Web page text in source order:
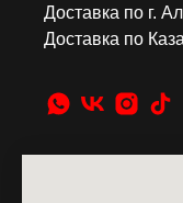
Доставка по г.
Доставка по